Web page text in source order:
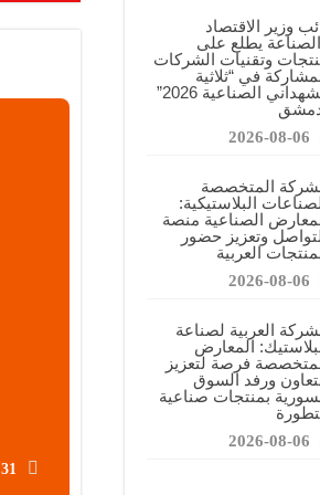
البلاستيكية السورية
السورية وتعزيز حضور المنتجات المحلية
وزير الاقتصاد
يطلع على
وتقنيات الشركات
في “ثلاثية
مشهداني الصناعية 2026”
2026-08-06
المتخصصة
البلاستيكية:
الصناعية منصة
وتعزيز حضور
العربية
2026-08-06
العربية لصناعة
المعارض
فرصة لتعزيز
ورفد السوق
بمنتجات صناعية
2026-08-06
31 %